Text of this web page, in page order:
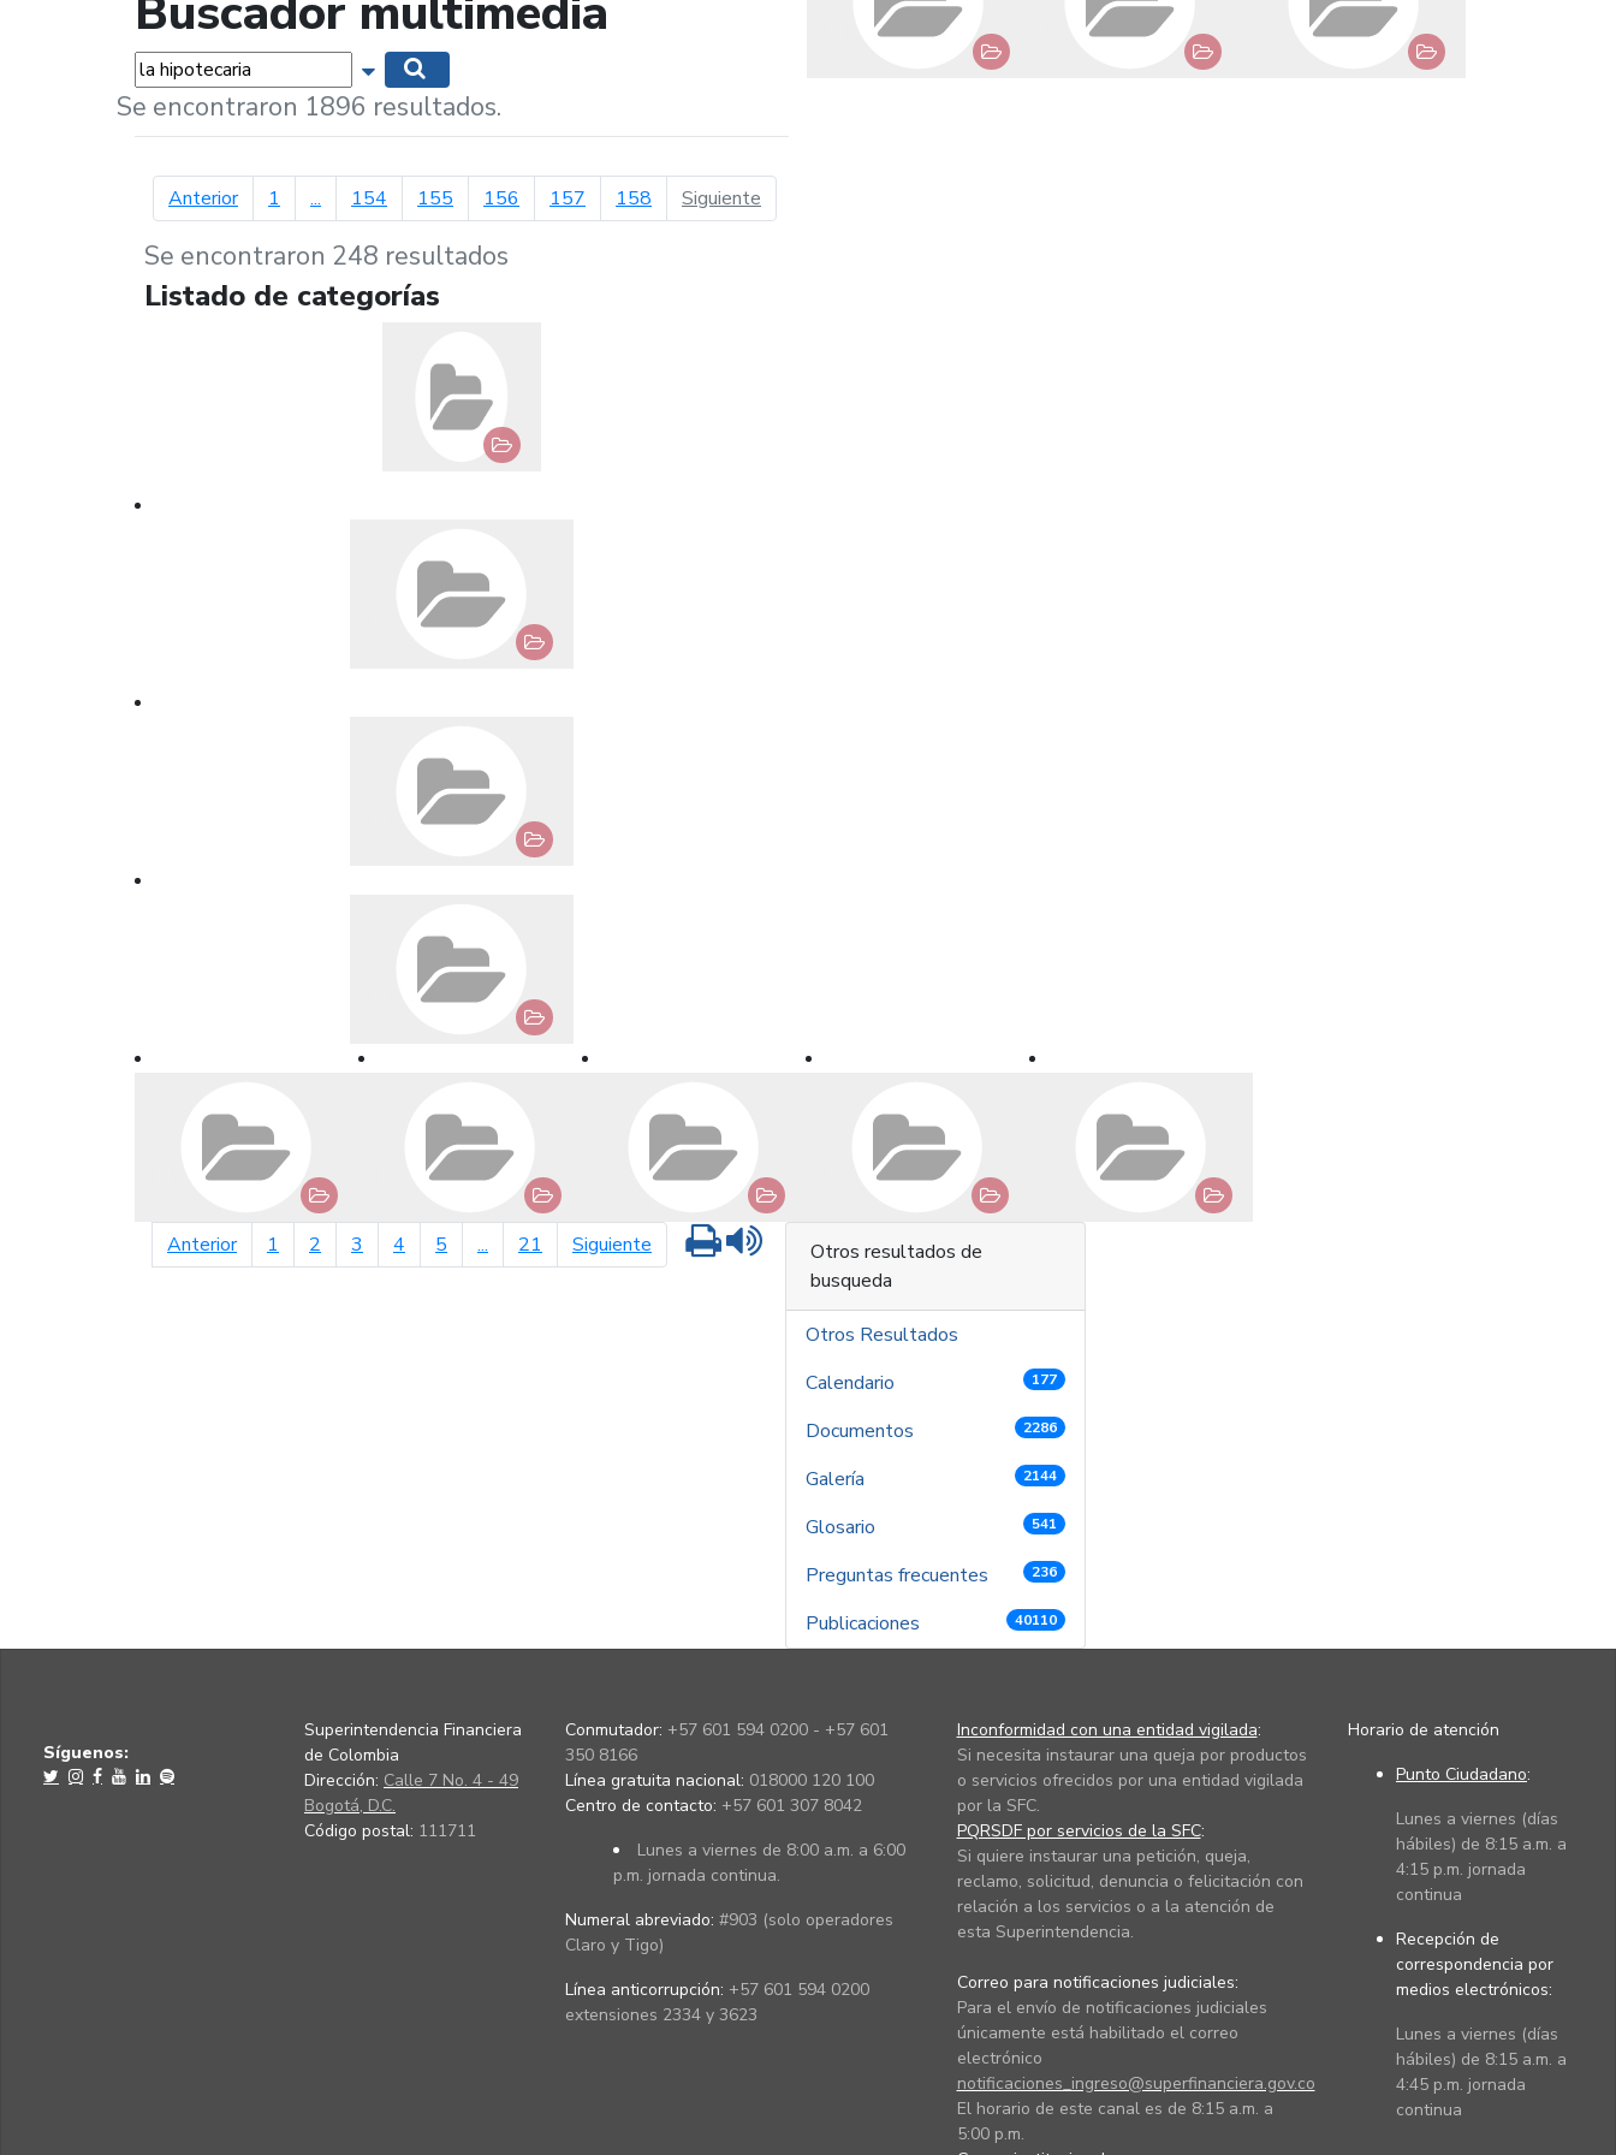
Buscador multimedia
Palabras... Mostrar opciones de búsqueda
Se encontraron 1896 resultados.
Anteriorpágina anterior
1 ... 154 155 156 157 158 Siguiente
Se encontraron 248 resultados
Listado de categorías
Anteriorpágina anterior
1 2 3 4 5 ... 21 Siguiente página siguiente
Imprimir
Otros resultados de
busqueda
Otros Resultados
Calendario
177
Documentos 2286
Galería 2144
Glosario 541
Preguntas frecuentes 236
Publicaciones 40110
Síguenos:
Superintendencia Financiera
de Colombia
Dirección: Calle 7 No. 4 - 49
Bogotá, D.C.
Código postal: 111711
Conmutador: +57 601 594 0200 - +57 601
350 8166
Línea gratuita nacional: 018000 120 100
Centro de contacto: +57 601 307 8042
Lunes a viernes de 8:00 a.m. a 6:00
p.m. jornada continua.
Numeral abreviado: #903 (solo operadores
Claro y Tigo)
Línea anticorrupción: +57 601 594 0200
extensiones 2334 y 3623
Inconformidad con una entidad vigilada:
Si necesita instaurar una queja por productos
o servicios ofrecidos por una entidad vigilada
por la SFC.
PQRSDF por servicios de la SFC:
Si quiere instaurar una petición, queja,
reclamo, solicitud, denuncia o felicitación con
relación a los servicios o a la atención de
esta Superintendencia.
Correo para notificaciones judiciales:
Para el envío de notificaciones judiciales
únicamente está habilitado el correo
electrónico
notificaciones_ingreso@superfinanciera.gov.co
El horario de este canal es de 8:15 a.m. a
5:00 p.m.
Horario de atención
Punto Ciudadano:
Lunes a viernes (días
hábiles) de 8:15 a.m. a
4:15 p.m. jornada
continua
Recepción de
correspondencia por
medios electrónicos:
Lunes a viernes (días
hábiles) de 8:15 a.m. a
4:45 p.m. jornada
continua